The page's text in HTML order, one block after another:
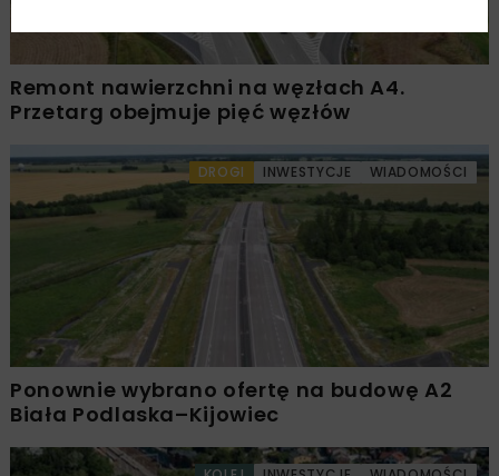
Remont nawierzchni na węzłach A4.
Przetarg obejmuje pięć węzłów
DROGI INWESTYCJE WIADOMOŚCI
Ponownie wybrano ofertę na budowę A2
Biała Podlaska–Kijowiec